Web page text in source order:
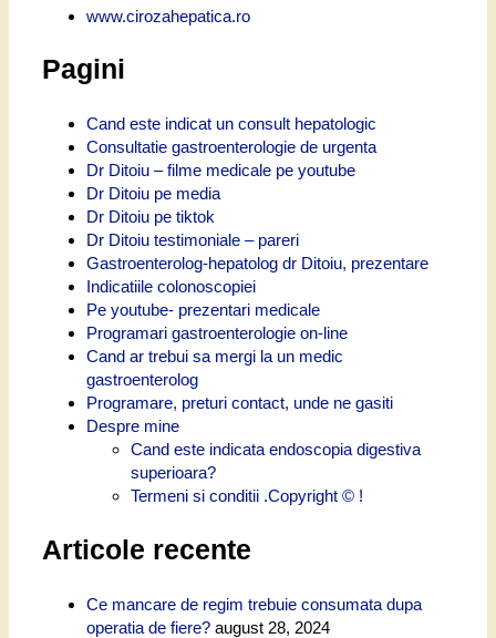
www.cirozahepatica.ro
Pagini
Cand este indicat un consult hepatologic
Consultatie gastroenterologie de urgenta
Dr Ditoiu – filme medicale pe youtube
Dr Ditoiu pe media
Dr Ditoiu pe tiktok
Dr Ditoiu testimoniale – pareri
Gastroenterolog-hepatolog dr Ditoiu, prezentare
Indicatiile colonoscopiei
Pe youtube- prezentari medicale
Programari gastroenterologie on-line
Cand ar trebui sa mergi la un medic
gastroenterolog
Programare, preturi contact, unde ne gasiti
Despre mine
Cand este indicata endoscopia digestiva
superioara?
Termeni si conditii .Copyright © !
Articole recente
Ce mancare de regim trebuie consumata dupa
operatia de fiere? august 28, 2024